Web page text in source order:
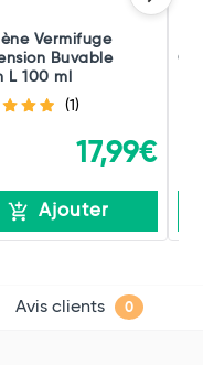
Vermifuge
Buvable
L 100 ml
(1)
17,99€
Ajouter
Avis clients 0